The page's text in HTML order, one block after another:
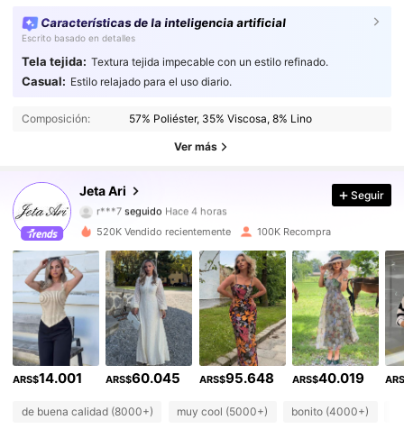
Características de la inteligencia artificial
Escrito basado en detalles
Tela tejida: Textura tejida impecable con un estilo refinado.
Casual: Estilo relajado para el uso diario.
Composición: 57% Poliéster, 35% Viscosa, 8% Lino
Ver más
Jeta Ari
4,84 110K Seguidores
110K Seguidores
r***7 seguido
4,84
110K Seguidores
4,84 110K Seguidores
4,84 110K Seguidores
4,84 110K Seguidores
4,84 110K Seguidores
110K Seguidores
Seguir
520K Vendido recientemente 100K Recompra
ARS$14.001 ARS$60.045 ARS$95.648 ARS$40.019
de buena calidad (8000+) muy cool (5000+) bonito (4000+)